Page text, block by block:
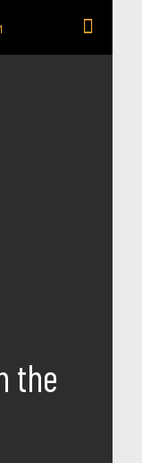
the